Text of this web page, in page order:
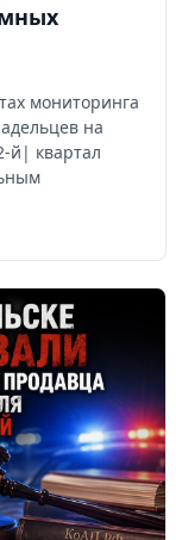
мониторинга
на
й| квартал